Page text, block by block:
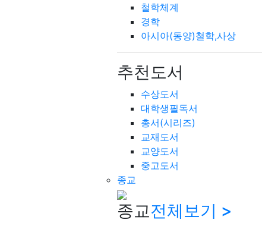
철학체계
경학
아시아(동양)철학,사상
추천도서
수상도서
대학생필독서
총서(시리즈)
교재도서
교양도서
중고도서
종교
종교전체보기 >